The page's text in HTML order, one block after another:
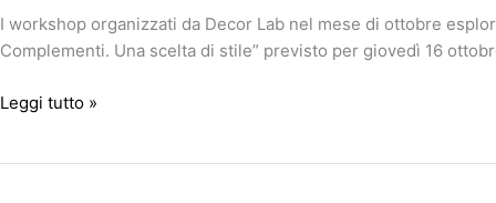
I workshop organizzati da Decor Lab nel mese di ottobre
Complementi. Una scelta di stile” previsto per giovedì 16
Leggi tutto »